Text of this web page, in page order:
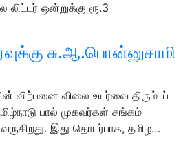
ஒன்றுக்கு ரூ.3
சு.ஆ.பொன்னுசாமி
விற்பனை விலை உயர்வை திரும்பப்
பால் முகவர்கள் சங்கம்
இது தொடர்பாக, தமிழ…